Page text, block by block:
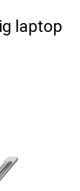
laptop